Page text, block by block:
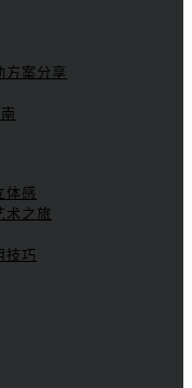
方案分享
体感
术之旅
技巧